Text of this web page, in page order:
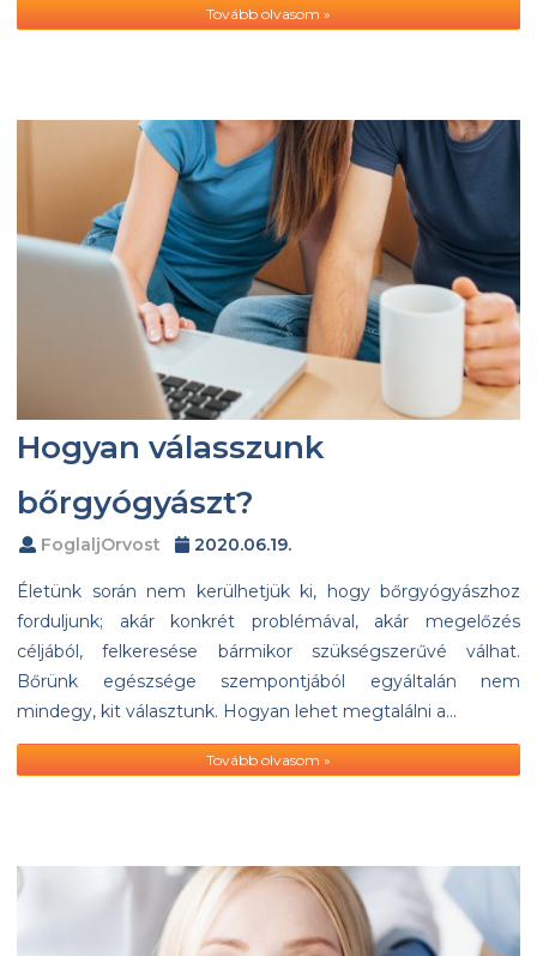
Tovább olvasom »
Hogyan válasszunk
bőrgyógyászt?
FoglaljOrvost 2020.06.19.
Életünk során nem kerülhetjük ki, hogy bőrgyógyászhoz
forduljunk; akár konkrét problémával, akár megelőzés
céljából, felkeresése bármikor szükségszerűvé válhat.
Bőrünk egészsége szempontjából egyáltalán nem
mindegy, kit választunk. Hogyan lehet megtalálni a…
Tovább olvasom »